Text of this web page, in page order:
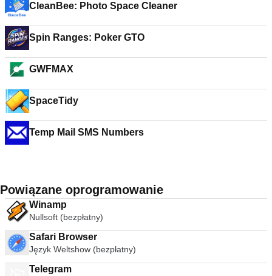
CleanBee: Photo Space Cleaner
Spin Ranges: Poker GTO
GWFMAX
SpaceTidy
Temp Mail SMS Numbers
Powiązane oprogramowanie
Winamp
Nullsoft (bezpłatny)
Safari Browser
Język Weltshow (bezpłatny)
Telegram